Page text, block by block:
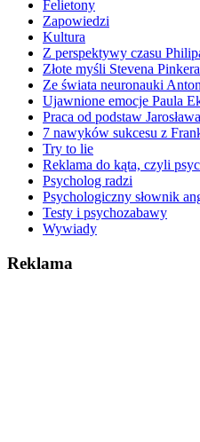
Felietony
Zapowiedzi
Kultura
Z perspektywy czasu
Złote myśli Stevena Pinkera
Ze świata neuronauki
Ujawnione emocje Paula
Praca od podstaw
7 nawyków sukcesu z
Try to lie
Reklama do kąta, czyli
Psycholog radzi
Psychologiczny słownik
Testy i psychozabawy
Wywiady
Reklama